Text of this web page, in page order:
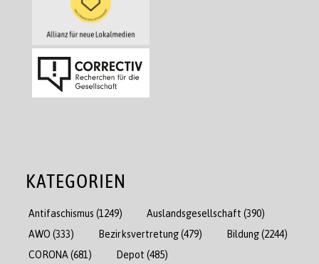
KATEGORIEN
Antifaschismus (1249) Auslandsgesellschaft (390)
AWO (333) Bezirksvertretung(479) Bildung(2244)
CORONA (681) Depot (485)